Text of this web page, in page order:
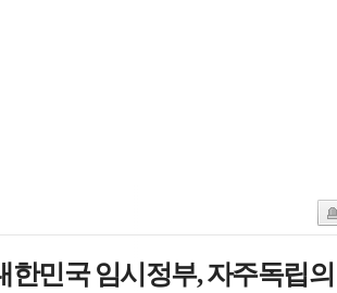
한민국 임시정부, 자주독립